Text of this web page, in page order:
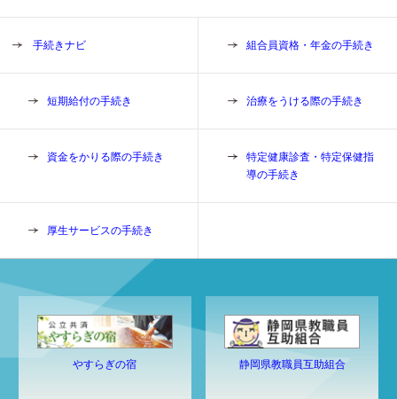
手続きナビ 組合員資格・年金の手続き
短期給付の手続き 治療をうける際の手続き
資金をかりる際の手続き
特定健康診査・特定保健指
導の手続き
厚生サービスの手続き
やすらぎの宿 静岡県教職員互助組合